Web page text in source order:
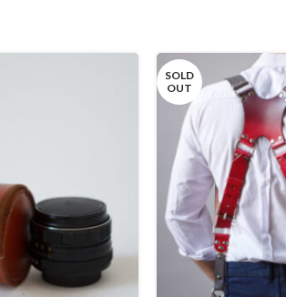
SOLD
OUT